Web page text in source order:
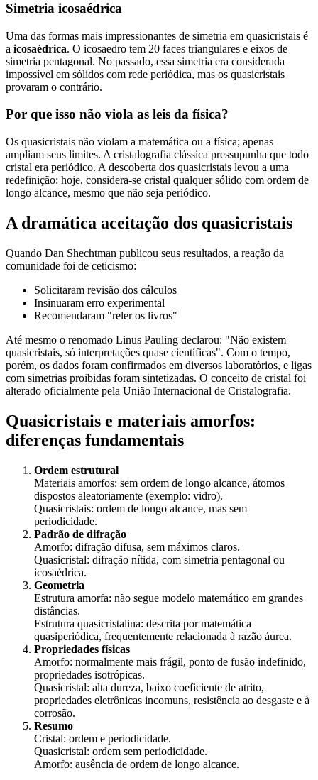
Simetria icosaédrica
Uma das formas mais impressionantes de simetria em quasicristais é
a icosaédrica. O icosaedro tem 20 faces triangulares e eixos de
simetria pentagonal. No passado, essa simetria era considerada
impossível em sólidos com rede periódica, mas os quasicristais
provaram o contrário.
Por que isso não viola as leis da física?
Os quasicristais não violam a matemática ou a física; apenas
ampliam seus limites. A cristalografia clássica pressupunha que todo
cristal era periódico. A descoberta dos quasicristais levou a uma
redefinição: hoje, considera-se cristal qualquer sólido com ordem de
longo alcance, mesmo que não seja periódico.
A dramática aceitação dos quasicristais
Quando Dan Shechtman publicou seus resultados, a reação da
comunidade foi de ceticismo:
Solicitaram revisão dos cálculos
Insinuaram erro experimental
Recomendaram "reler os livros"
Até mesmo o renomado Linus Pauling declarou: "Não existem
quasicristais, só interpretações quase científicas". Com o tempo,
porém, os dados foram confirmados em diversos laboratórios, e ligas
com simetrias proibidas foram sintetizadas. O conceito de cristal foi
alterado oficialmente pela União Internacional de Cristalografia.
Quasicristais e materiais amorfos:
diferenças fundamentais
Ordem estrutural
Materiais amorfos: sem ordem de longo alcance, átomos
dispostos aleatoriamente (exemplo: vidro).
Quasicristais: ordem de longo alcance, mas sem
periodicidade.
Padrão de difração
Amorfo: difração difusa, sem máximos claros.
Quasicristal: difração nítida, com simetria pentagonal ou
icosaédrica.
Geometria
Estrutura amorfa: não segue modelo matemático em grandes
distâncias.
Estrutura quasicristalina: descrita por matemática
quasiperiódica, frequentemente relacionada à razão áurea.
Propriedades físicas
Amorfo: normalmente mais frágil, ponto de fusão indefinido,
propriedades isotrópicas.
Quasicristal: alta dureza, baixo coeficiente de atrito,
propriedades eletrônicas incomuns, resistência ao desgaste e à
corrosão.
Resumo
Cristal: ordem e periodicidade.
Quasicristal: ordem sem periodicidade.
Amorfo: ausência de ordem de longo alcance.